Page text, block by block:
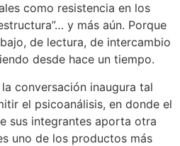
como resistencia en los
y más aún. Porque
de lectura, de intercambio
desde hace un tiempo.
conversación inaugura tal
el psicoanálisis, en donde el
sus integrantes aporta otra
uno de los productos más